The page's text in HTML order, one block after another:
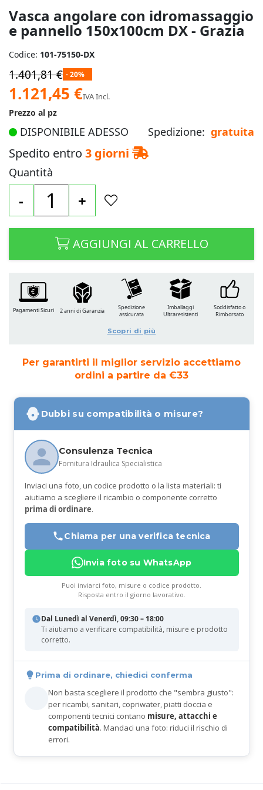
Vasca angolare con idromassaggio
e pannello 150x100cm DX - Grazia
immagini
Codice: 101-75150-DX
1.401,81 € - 20%
Prezzo
speciale
1.121,45 €IVA Incl.
Prezzo al pz
DISPONIBILE ADESSO Spedizione: gratuita
Spedito entro 3 giorni
Quantità
- +
AGGIUNGI AL CARRELLO
Per garantirti il miglior servizio accettiamo
ordini a partire da €33
Dubbi su compatibilità o misure?
Consulenza Tecnica
Fornitura Idraulica Specialistica
Inviaci una foto, un codice prodotto o la lista materiali: ti
aiutiamo a scegliere il ricambio o componente corretto
prima di ordinare.
Chiama per una verifica tecnica
Invia foto su WhatsApp
Puoi inviarci foto, misure o codice prodotto.
Risposta entro il giorno lavorativo.
Dal Lunedì al Venerdì, 09:30 – 18:00
Ti aiutiamo a verificare compatibilità, misure e prodotto
corretto.
Prima di ordinare, chiedici conferma
Non basta scegliere il prodotto che "sembra giusto":
per ricambi, sanitari, copriwater, piatti doccia e
componenti tecnici contano misure, attacchi e
compatibilità. Mandaci una foto: riduci il rischio di
errori.
Pagamenti Sicuri 2 anni di Garanzia
Spedizione
assicurata
Imballaggi
Ultraresistenti
Soddisfatto o
Rimborsato
Scopri di più